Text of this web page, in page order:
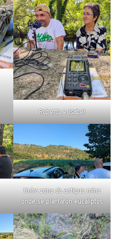
Roberto e Isabel
Unha zona da antigua mina
onde se plantaron eucaliptos